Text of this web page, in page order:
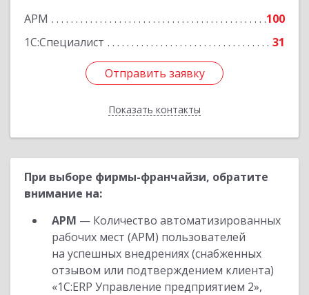
АРМ
100
1С:Специалист
31
Отправить заявку
Показать контакты
Подробнее
Отправить заявку
Назад
При выборе фирмы-франчайзи, обратите
внимание на:
АРМ — Количество автоматизированных
рабочих мест (АРМ) пользователей
на успешных внедрениях (снабженных
отзывом или подтверждением клиента)
«1С:ERP Управление предприятием 2»,